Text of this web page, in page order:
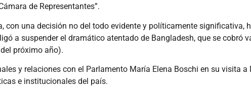
de Representantes”.
con una decisión no del todo evidente y políticamente significativa,
a suspender el dramático atentado de Bangladesh, que se cobró
próximo año).
y relaciones con el Parlamento María Elena Boschi en su visita a
e institucionales del país.